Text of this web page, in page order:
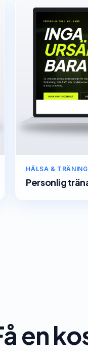
HÄLSA & TRÄNING
Personlig
en